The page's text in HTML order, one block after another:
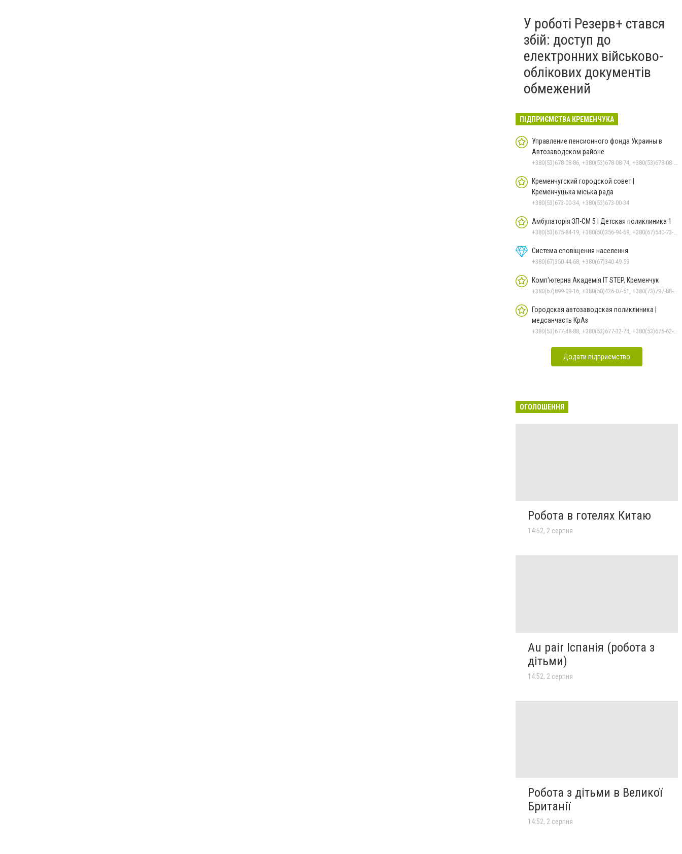
У роботі Резерв+ стався
збій: доступ до
електронних військово-
облікових документів
обмежений
ПІДПРИЄМСТВА КРЕМЕНЧУКА
Управление пенсионного фонда Украины в
Автозаводском районе
+380(53)678-08-86, +380(53)678-08-74, +380(53)678-08-83, +380(53)678-08-41, +380(53)678-09-05
Кременчугский городской совет |
Кременчуцька міська рада
+380(53)673-00-34, +380(53)673-00-34
Амбулаторія ЗП-СМ 5 | Детская поликлиника 1
+380(53)675-84-19, +380(50)356-94-69, +380(67)540-73-87
Система сповіщення населення
+380(67)350-44-68, +380(67)340-49-59
Комп'ютерна Академія IT STEP, Кременчук
+380(67)899-09-16, +380(50)426-07-51, +380(73)797-88-17
Городская автозаводская поликлиника |
медсанчасть КрАз
+380(53)677-48-88, +380(53)677-32-74, +380(53)676-62-99, +380536766187
Додати підприємство
ОГОЛОШЕННЯ
Робота в готелях Китаю
14:52, 2 серпня
Au pair Іспанія (робота з
дітьми)
14:52, 2 серпня
Робота з дітьми в Великої
Британії
14:52, 2 серпня